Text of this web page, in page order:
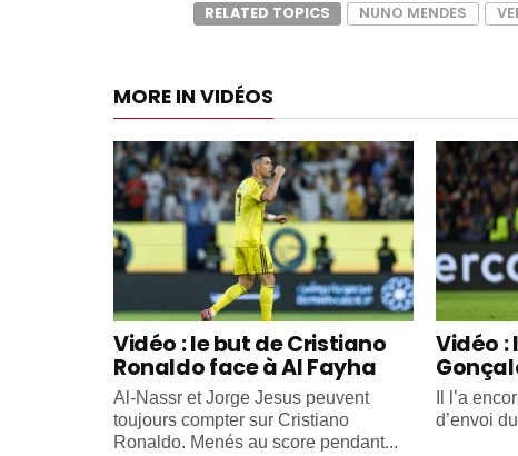
RELATED TOPICS
NUNO MENDES
MORE IN VIDÉOS
Vidéo : le but de Cristiano
Ronaldo face à Al Fayha
Al-Nassr et Jorge Jesus peuvent
toujours compter sur Cristiano
Ronaldo. Menés au score pendant...
Vidéo :
Il l’a
d’envoi